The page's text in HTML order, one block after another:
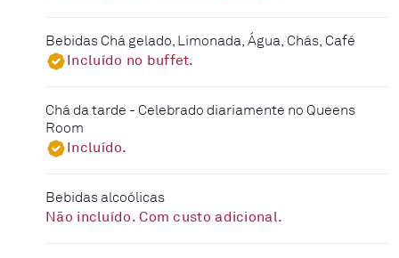
Bebidas Chá gelado, Limonada, Água, Chás, Café
Incluído no buffet.
Chá da tarde - Celebrado diariamente no Queens
Room
Incluído.
Bebidas alcoólicas
Não incluído. Com custo adicional.